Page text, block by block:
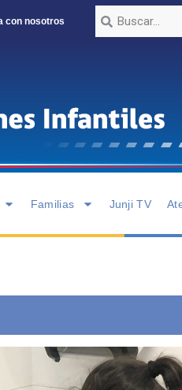
con nosotros
Familias Junji TV